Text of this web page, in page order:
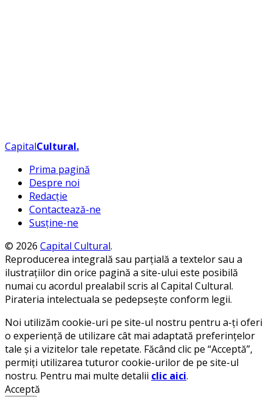
CapitalCultural.
Prima pagină
Despre noi
Redacție
Contactează-ne
Susține-ne
© 2026 Capital Cultural.
Reproducerea integrală sau parțială a textelor sau a
ilustrațiilor din orice pagină a site-ului este posibilă
numai cu acordul prealabil scris al Capital Cultural.
Pirateria intelectuala se pedepsește conform legii.
Noi utilizăm cookie-uri pe site-ul nostru pentru a-ți oferi
o experiență de utilizare cât mai adaptată preferințelor
tale și a vizitelor tale repetate. Făcând clic pe “Acceptă”,
permiți utilizarea tuturor cookie-urilor de pe site-ul
nostru. Pentru mai multe detalii clic aici.
Acceptă